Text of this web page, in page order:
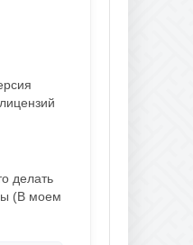
делать
(В моем